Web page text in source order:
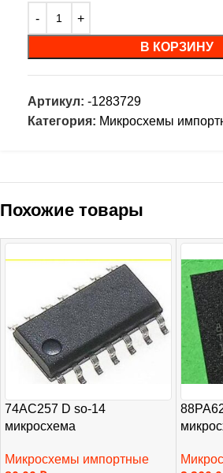
В КОРЗИНУ
Артикул: -1283729
Категория: Микросхемы
Похожие товары
74AC257 D so-14
микросхема
Микросхемы импортные